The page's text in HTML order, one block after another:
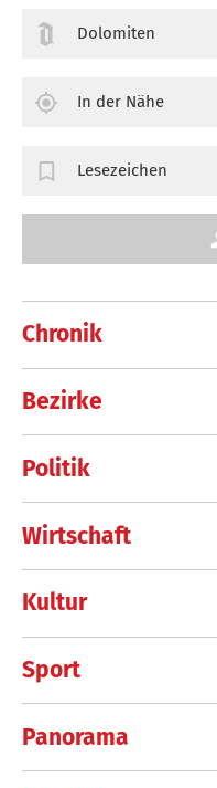
Chronik
Bezirke
Politik
Wirtschaft
Kultur
Sport
Panorama
Dolomiten
In der Nähe
Lesezeichen